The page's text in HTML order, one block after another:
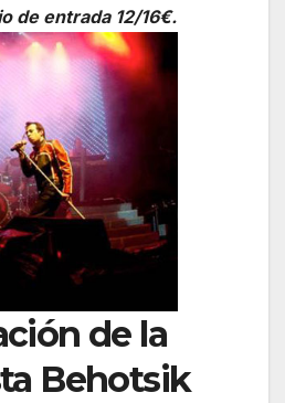
de entrada 12/16€.
de la
Behotsik